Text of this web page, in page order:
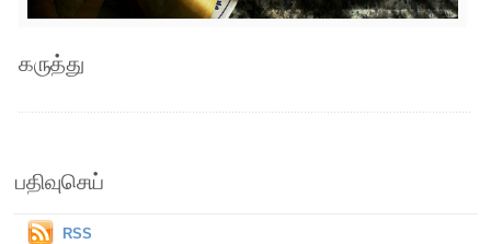
கருத்து
பதிவுசெய்
RSS